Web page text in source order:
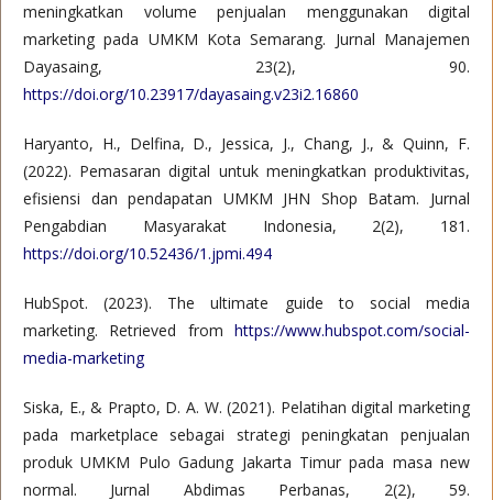
meningkatkan volume penjualan menggunakan digital
marketing pada UMKM Kota Semarang. Jurnal Manajemen
Dayasaing, 23(2), 90.
https://doi.org/10.23917/dayasaing.v23i2.16860
Haryanto, H., Delfina, D., Jessica, J., Chang, J., & Quinn, F.
(2022). Pemasaran digital untuk meningkatkan produktivitas,
efisiensi dan pendapatan UMKM JHN Shop Batam. Jurnal
Pengabdian Masyarakat Indonesia, 2(2), 181.
https://doi.org/10.52436/1.jpmi.494
HubSpot. (2023). The ultimate guide to social media
marketing. Retrieved from https://www.hubspot.com/social-
media-marketing
Siska, E., & Prapto, D. A. W. (2021). Pelatihan digital marketing
pada marketplace sebagai strategi peningkatan penjualan
produk UMKM Pulo Gadung Jakarta Timur pada masa new
normal. Jurnal Abdimas Perbanas, 2(2), 59.